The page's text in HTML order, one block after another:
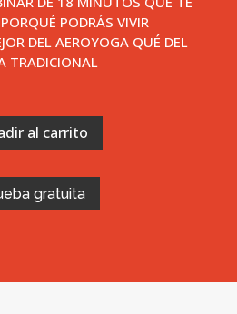
PODRÁS VIVIR
DEL AEROYOGA QUÉ DEL
TRADICIONAL
al carrito
gratuita